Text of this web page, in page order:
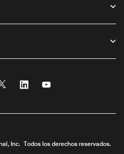
nueva
ventana nueva
Twitter
Abre una ventana nueva
Linkedin
Abre una ventana nueva
Abre una ventana
Inc. Todos los derechos reservados.